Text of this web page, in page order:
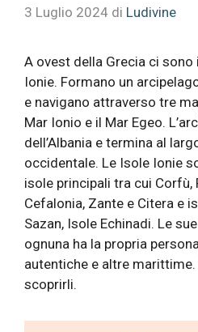
3 Luglio 2024 di Ludivine
A ovest della Grecia ci
Ionie. Formano un
e navigano attraverso tre
Mar Ionio e il Mar Egeo.
dell’Albania e termina al
occidentale. Le Isole Ionie
isole principali tra cui Corfù,
Cefalonia, Zante e Citera e
Sazan, Isole Echinadi. Le
ognuna ha la propria
autentiche e altre
scoprirli.